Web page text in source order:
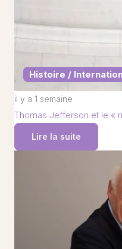
Histoire /
il y a 1 semaine
Thomas Jefferson et le «
Lire la suite